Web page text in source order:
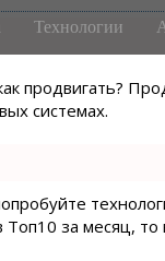
продвигать?
системах.
Топ10 за месяц, то
Технологии